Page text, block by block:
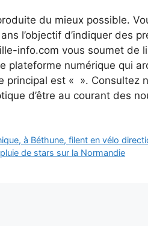
du mieux possible.
l’objectif d’indiquer des
info.com vous soumet de
plateforme numérique qui
principal est « ». Consultez
d’être au courant des
à Béthune, filent en vélo
de stars sur la Normandie